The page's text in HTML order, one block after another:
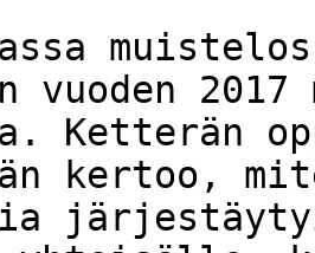
vuoden
Ketterän
kertoo,
järjestäytyi